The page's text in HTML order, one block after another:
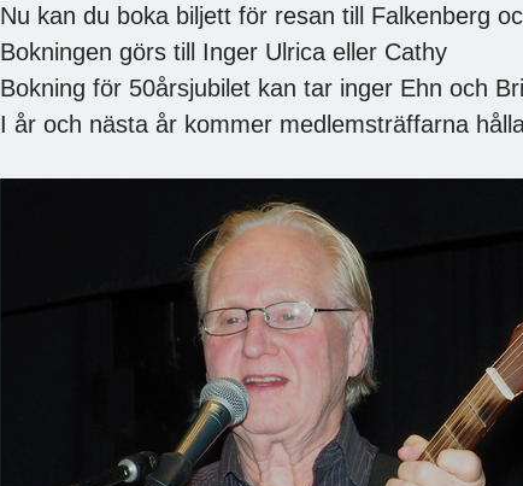
Nu kan du boka biljett för resan till Falkenberg
Bokningen görs till Inger Ulrica eller Cathy
Bokning för 50årsjubilet kan tar inger Ehn och
I år och nästa år kommer medlemsträffarna